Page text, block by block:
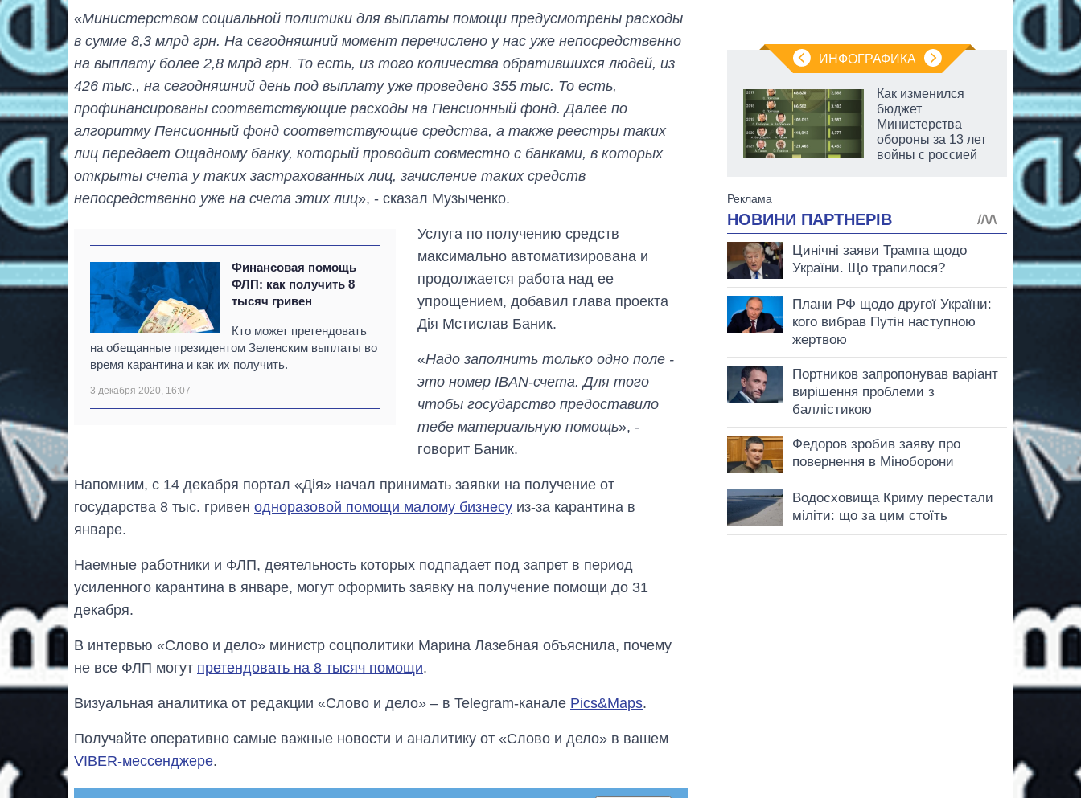
«Министерством социальной политики для выплаты помощи предусмотрены расходы
в сумме 8,3 млрд грн. На сегодняшний момент перечислено у нас уже непосредственно
на выплату более 2,8 млрд грн. То есть, из того количества обратившихся людей, из
426 тыс., на сегодняшний день под выплату уже проведено 355 тыс. То есть,
профинансированы соответствующие расходы на Пенсионный фонд. Далее по
алгоритму Пенсионный фонд соответствующие средства, а также реестры таких
лиц передает Ощадному банку, который проводит совместно с банками, в которых
открыты счета у таких застрахованных лиц, зачисление таких средств
непосредственно уже на счета этих лиц», - сказал Музыченко.
Финансовая помощь
ФЛП: как получить 8
тысяч гривен
Кто может претендовать
на обещанные президентом Зеленским выплаты во
время карантина и как их получить.
3 декабря 2020, 16:07
Услуга по получению средств
максимально автоматизирована и
продолжается работа над ее
упрощением, добавил глава проекта
Дія Мстислав Баник.
«Надо заполнить только одно поле -
это номер IBAN-счета. Для того
чтобы государство предоставило
тебе материальную помощь», -
говорит Баник.
Напомним, с 14 декабря портал «Дія» начал принимать заявки на получение от
государства 8 тыс. гривен одноразовой помощи малому бизнесу из-за карантина в
январе.
Наемные работники и ФЛП, деятельность которых подпадает под запрет в период
усиленного карантина в январе, могут оформить заявку на получение помощи до 31
декабря.
В интервью «Слово и дело» министр соцполитики Марина Лазебная объяснила, почему
не все ФЛП могут претендовать на 8 тысяч помощи.
Визуальная аналитика от редакции «Слово и дело» – в Telegram-канале Pics&Maps.
Получайте оперативно самые важные новости и аналитику от «Слово и дело» в вашем
VIBER-мессенджере.
ИНФОГРАФИКА
Восемь
массированных
за лето: Киев и
область стали
Как изменился
бюджет
Министерства
обороны за 13 лет
войны с россией